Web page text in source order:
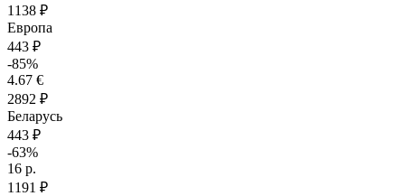
1138 ₽
Европа
443 ₽
-85%
4.67 €
2892 ₽
Беларусь
443 ₽
-63%
16 р.
1191 ₽